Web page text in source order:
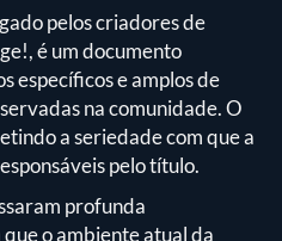
pelos criadores de
é um documento
específicos e amplos de
na comunidade. O
a seriedade com que a
pelo título.
profunda
o ambiente atual da